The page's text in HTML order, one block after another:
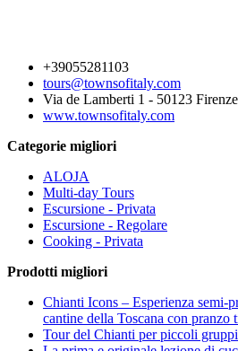
+39055281103
tours@townsofitaly.com
Via de Lamberti 1 - 50123 Firenze
www.townsofitaly.com
Categorie migliori
ALOJA
Multi-day Tours
Escursione - Privata
Escursione - Regolare
Cooking - Privata
Prodotti migliori
Chianti Icons – Esperienza semi-
cantine della Toscana con pranzo
Tour del Chianti per piccoli